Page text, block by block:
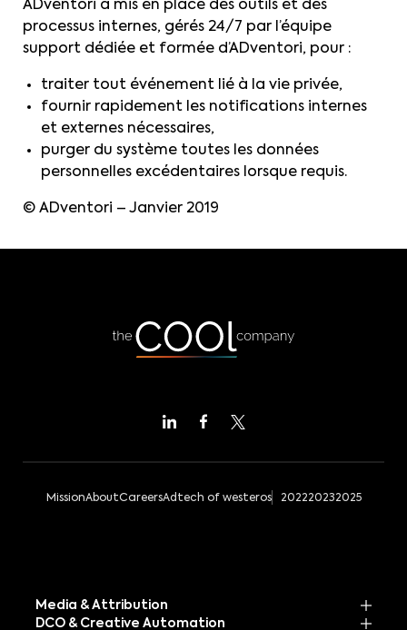
ADventori a mis en place des outils et des
processus internes, gérés 24/7 par l’équipe
support dédiée et formée d’ADventori, pour :
traiter tout événement lié à la vie privée,
fournir rapidement les notifications internes
et externes nécessaires,
purger du système toutes les données
personnelles excédentaires lorsque requis.
© ADventori – Janvier 2019
MissionAboutCareersAdtech of westeros 202220232025
Media & Attribution
DCO & Creative Automation